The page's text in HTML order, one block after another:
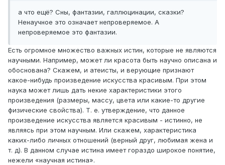
а что ещё? Сны, фантазии, галлюцинации, сказки?
Ненаучное это означает непроверяемое. А
непроверяемое это фантазии.
Есть огромное множество важных истин, которые не являются
научными. Например, может ли красота быть научно описана и
обоснована? Скажем, и атеисты, и верующие признают
какое-нибудь произведение искусства красивым. При этом
наука может лишь дать некие характеристики этого
произведения (размеры, массу, цвета или какие-то другие
физические свойства). Т. е. утверждение, что данное
произведение искусства является красивым - истинно, не
являясь при этом научным. Или скажем, характеристика
каких-либо личных отношений (верный друг, любимая жена и
т. д). В данном случае истина имеет гораздо широкое понятие,
нежели «научная истина».